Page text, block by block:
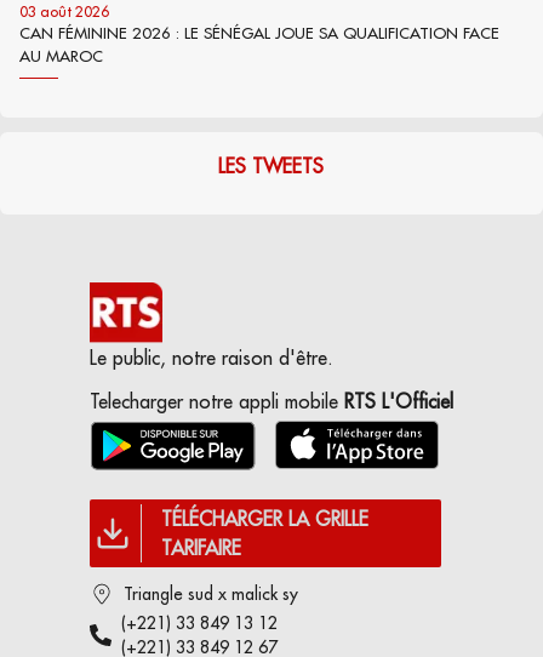
03 août 2026
CAN FÉMININE 2026 : LE SÉNÉGAL JOUE SA QUALIFICATION FACE
AU MAROC
LES TWEETS
Le public, notre raison d'être.
Telecharger notre appli mobile RTS L'Officiel
TÉLÉCHARGER LA GRILLE
TARIFAIRE
Triangle sud x malick sy
(+221) 33 849 13 12
(+221) 33 849 12 67